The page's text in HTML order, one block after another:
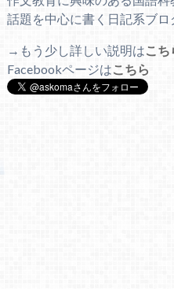
話題を中心に書く日記系ブロ
→もう少し詳しい説明はこち
Facebookページはこちら